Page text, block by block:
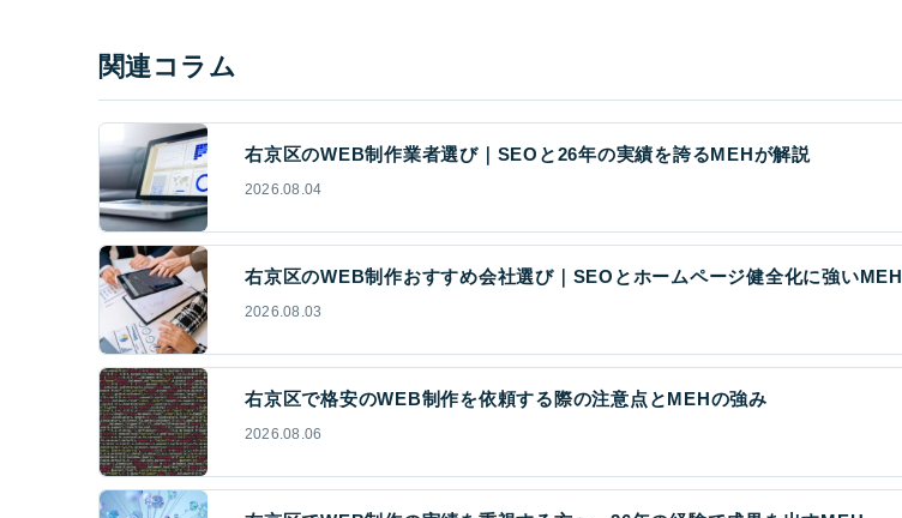
関連コラム
右京区のWEB制作業者選び｜SEOと26年の実績を誇るMEHが解説
2026.08.04
右京区のWEB制作おすすめ会社選び｜SEOとホームページ健全化に強いMEH
2026.08.03
右京区で格安のWEB制作を依頼する際の注意点とMEHの強み
2026.08.06